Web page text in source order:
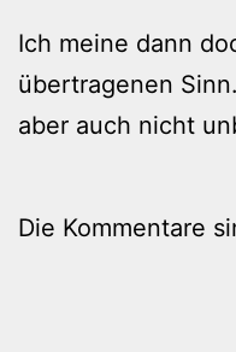
Ich meine dann
übertragenen
aber auch nicht
Die Kommentare